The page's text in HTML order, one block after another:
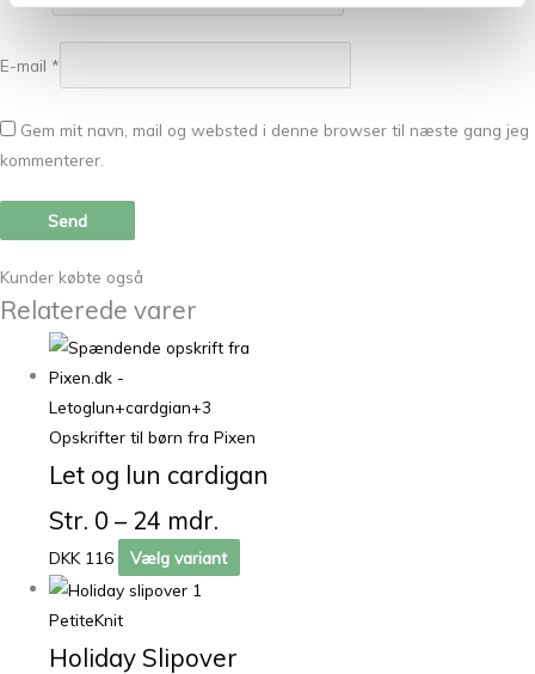
E-mail *
Gem mit navn, mail og websted i denne browser til næste gang jeg
kommenterer.
Kunder købte også
Relaterede varer
Opskrifter til børn fra Pixen
Let og lun cardigan
Str. 0 – 24 mdr.
DKK 116 Vælg variant
PetiteKnit
Holiday Slipover